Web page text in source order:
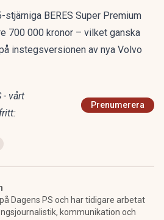
BERES Super Premium
700 000 kronor – vilket ganska
instegsversionen av nya Volvo
- vårt
Prenumerera
Dagens PS och har tidigare arbetat
kommunikation och